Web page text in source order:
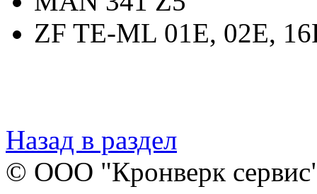
ZF TE-ML 01E, 02E,
Назад в раздел
© ООО "Кронверк